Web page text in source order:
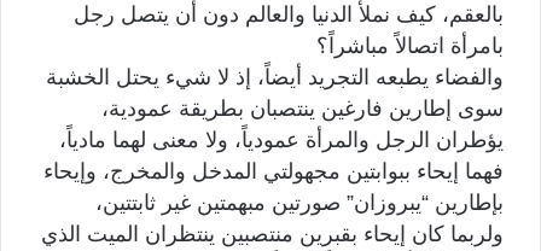
بالعقم، كيف نملأ الدنيا والعالم دون أن يتصل رجل
بامرأة اتصالاً مباشراً؟
والفضاء يطبعه التجريد أيضاً، إذ لا شيء يحتل الخشبة
سوى إطارين فارغين ينتصبان بطريقة عمودية،
يؤطران الرجل والمرأة عمودياً، ولا معنى لهما مادياً،
فهما إيحاء ببوابتين مجهولتي المدخل والمخرج، وإيحاء
بإطارين “يبروزان” صورتين مبهمتين غير ثابتتين،
ولربما كان إيحاء بقبرين منتصبين ينتظران الميت الذي